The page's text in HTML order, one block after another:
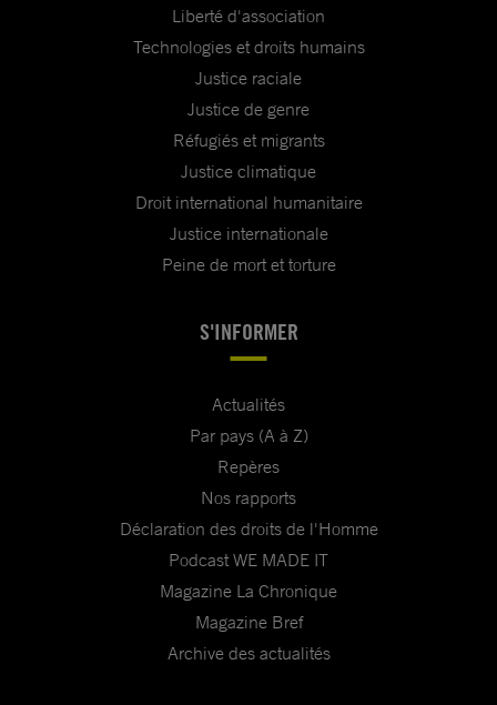
Liberté d'association
Technologies et droits humains
Justice raciale
Justice de genre
Réfugiés et migrants
Justice climatique
Droit international humanitaire
Justice internationale
Peine de mort et torture
S'INFORMER
Actualités
Par pays (A à Z)
Repères
Nos rapports
Déclaration des droits de l'Homme
Podcast WE MADE IT
Magazine La Chronique
Magazine Bref
Archive des actualités